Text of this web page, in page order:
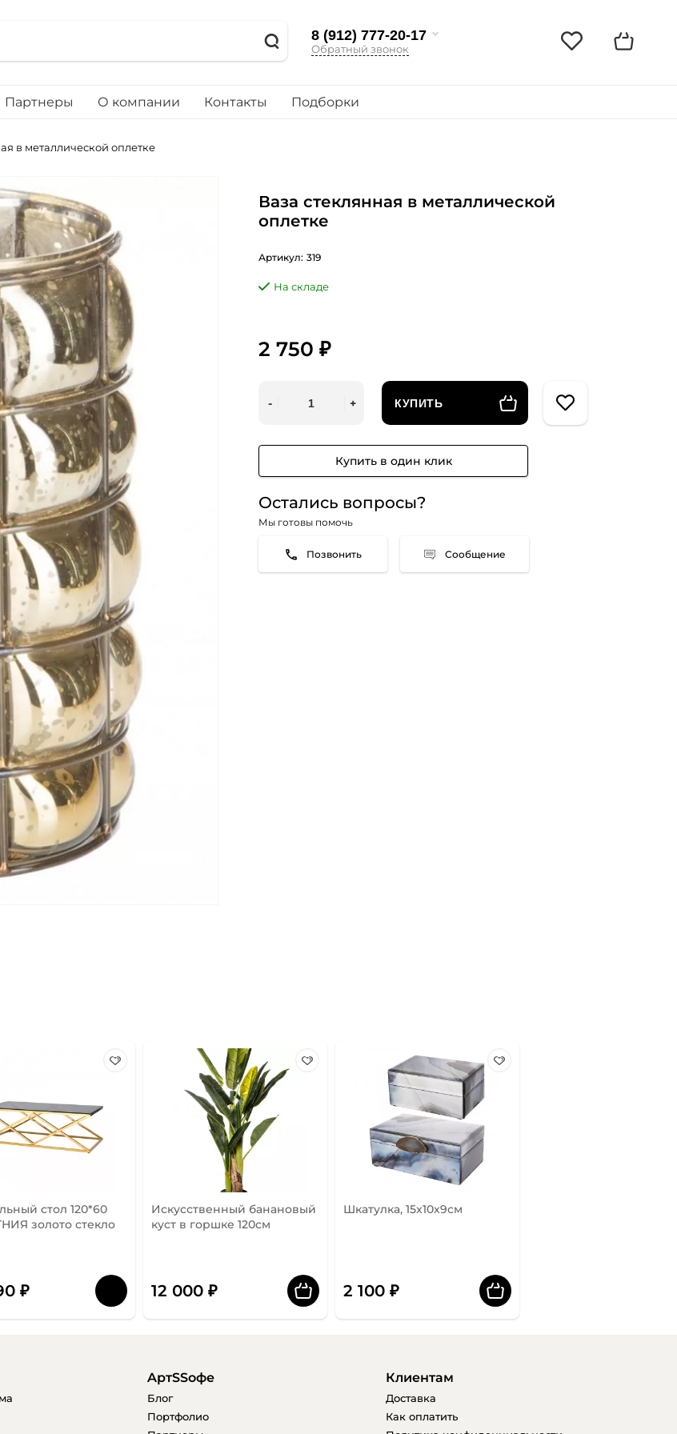
8 (912) 777-20-17
Обратный звонок
Партнеры О компании Контакты Подборки
в металлической оплетке
Ваза стеклянная в металлической
оплетке
Артикул: 319
На складе
2 750 ₽
КУПИТЬ
Купить в один клик
Остались вопросы?
Мы готовы помочь
Сообщение
стол 120*60
золото стекло
₽
Искусственный банановый
куст в горшке 120см
12 000 ₽
Шкатулка, 15x10x9см
2 100 ₽
AртSSофе
Блог
Портфолио
Клиентам
Доставка
Как оплатить